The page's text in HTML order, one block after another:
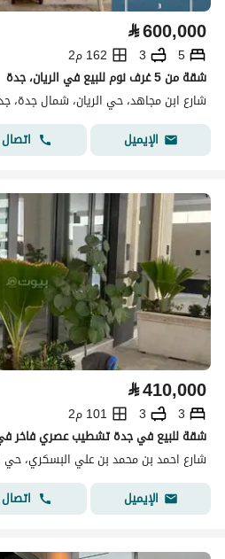
⃁600,000
5
3
162 م2
شقة من 5 غرف نوم للبيع في الريان، جدة
شارع ابن مجاهد، حي الريان، شمال جدة،
الإيميل
اتصال
⃁410,000
3
3
101 م2
شقة للبيع في جدة تشطيب عصري فاخر في
شارع احمد بن محمد بن علي البسكري، حي
الإيميل
اتصال